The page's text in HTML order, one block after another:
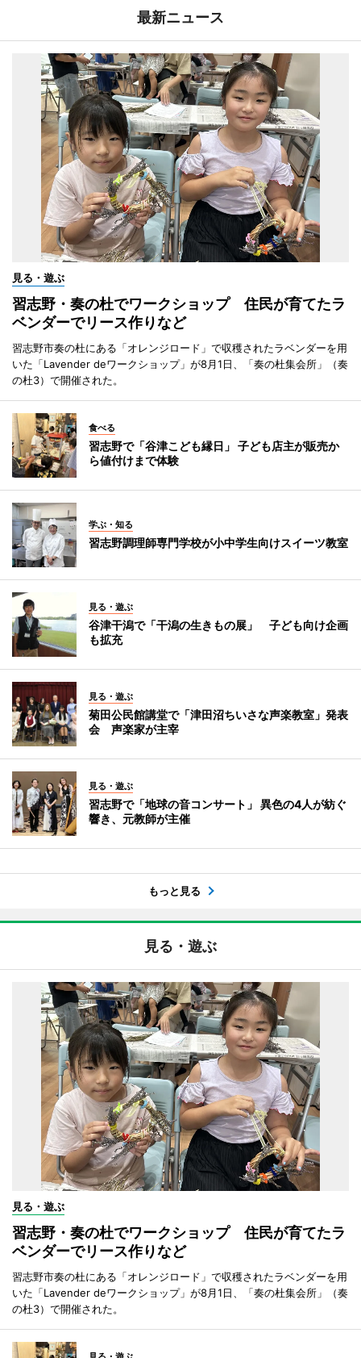
最新ニュース
見る・遊ぶ
習志野・奏の杜でワークショップ 住民が育てたラ
ベンダーでリース作りなど
習志野市奏の杜にある「オレンジロード」で収穫されたラベンダーを用
いた「Lavender deワークショップ」が8月1日、「奏の杜集会所」（奏
の杜3）で開催された。
食べる
習志野で「谷津こども縁日」 子ども店主が販売か
ら値付けまで体験
学ぶ・知る
習志野調理師専門学校が小中学生向けスイーツ教室
見る・遊ぶ
谷津干潟で「干潟の生きもの展」 子ども向け企画
も拡充
見る・遊ぶ
菊田公民館講堂で「津田沼ちいさな声楽教室」発表
会 声楽家が主宰
見る・遊ぶ
習志野で「地球の音コンサート」 異色の4人が紡ぐ
響き、元教師が主催
もっと見る
見る・遊ぶ
見る・遊ぶ
習志野・奏の杜でワークショップ 住民が育てたラ
ベンダーでリース作りなど
習志野市奏の杜にある「オレンジロード」で収穫されたラベンダーを用
いた「Lavender deワークショップ」が8月1日、「奏の杜集会所」（奏
の杜3）で開催された。